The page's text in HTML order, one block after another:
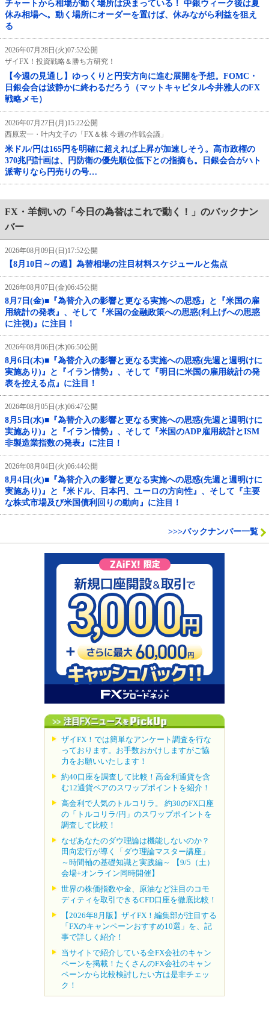
チャートから相場が動く場所は決まっている！ 中銀ウィーク後は夏
休み相場へ。動く場所にオーダーを置けば、休みながら利益を狙え
る
2026年07月28日(火)07:52公開
ザイFX！投資戦略＆勝ち方研究！
【今週の見通し】ゆっくりと円安方向に進む展開を予想。FOMC・
日銀会合は波静かに終わるだろう（マットキャピタル今井雅人のFX
戦略メモ）
2026年07月27日(月)15:22公開
西原宏一・叶内文子の「FX＆株 今週の作戦会議」
米ドル/円は165円を明確に超えれば上昇が加速しそう。高市政権の
370兆円計画は、円防衛の優先順位低下との指摘も。日銀会合がハト
派寄りなら円売りの号…
FX・羊飼いの「今日の為替はこれで動く！」のバックナン
バー
2026年08月09日(日)17:52公開
【8月10日～の週】為替相場の注目材料スケジュールと焦点
2026年08月07日(金)06:45公開
8月7日(金)■『為替介入の影響と更なる実施への思惑』と『米国の雇
用統計の発表』、そして『米国の金融政策への思惑(利上げへの思惑
に注視)』に注目！
2026年08月06日(木)06:50公開
8月6日(木)■『為替介入の影響と更なる実施への思惑(先週と週明けに
実施あり)』と『イラン情勢』、そして『明日に米国の雇用統計の発
表を控える点』に注目！
2026年08月05日(水)06:47公開
8月5日(水)■『為替介入の影響と更なる実施への思惑(先週と週明けに
実施あり)』と『イラン情勢』、そして『米国のADP雇用統計とISM
非製造業指数の発表』に注目！
2026年08月04日(火)06:44公開
8月4日(火)■『為替介入の影響と更なる実施への思惑(先週と週明けに
実施あり)』と『米ドル、日本円、ユーロの方向性』、そして『主要
な株式市場及び米国債利回りの動向』に注目！
>>>バックナンバー一覧
ザイFX！では簡単なアンケート調査を行な
っております。お手数おかけしますがご協
力をお願いいたします！
約40口座を調査して比較！高金利通貨を含
む12通貨ペアのスワップポイントを紹介！
高金利で人気のトルコリラ。 約30のFX口座
の「トルコリラ/円」のスワップポイントを
調査して比較！
なぜあなたのダウ理論は機能しないのか？
田向宏行が導く「ダウ理論マスター講座」
～時間軸の基礎知識と実践編～ 【9/5（土）
会場+オンライン同時開催】
世界の株価指数や金、原油など注目のコモ
ディティを取引できるCFD口座を徹底比較！
【2026年8月版】ザイFX！編集部が注目する
「FXのキャンペーンおすすめ10選」を、記
事で詳しく紹介！
当サイトで紹介している全FX会社のキャン
ペーンを掲載！たくさんのFX会社のキャン
ペーンから比較検討したい方は是非チェッ
ク！